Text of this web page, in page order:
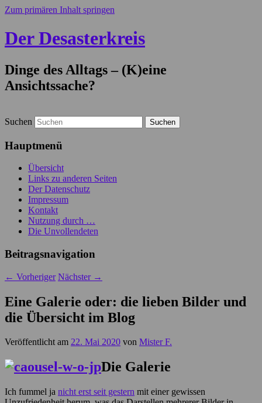
Zum primären Inhalt springen
Der Desasterkreis
Dinge des Alltags – (K)eine
Ansichtssache?
Suchen
Hauptmenü
Übersicht
Links zu anderen Seiten
Der Datenschutz
Impressum
Kontakt
Nutzung durch …
Die Unvollendeten
Beitragsnavigation
← Vorheriger Nächster →
Eine Galerie oder: die lieben Bilder und
die Übersicht im Blog
Veröffentlicht am 22. Mai 2020 von Mister F.
Die Galerie
Ich fummel ja nicht erst seit gestern mit einer gewissen